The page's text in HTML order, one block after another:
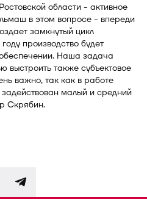
области - активное
в этом вопросе - впереди
замкнутый цикл
производство будет
Наша задача
выстроить также субъектовое
важно, так как в работе
малый и средний
Скрябин.